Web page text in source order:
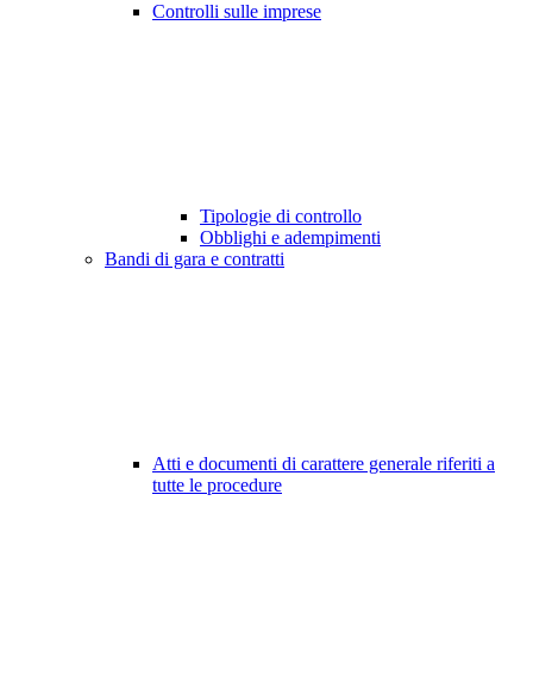
Controlli sulle imprese
Tipologie di controllo
Obblighi e adempimenti
Bandi di gara e contratti
Atti e documenti di carattere generale riferiti a
tutte le procedure